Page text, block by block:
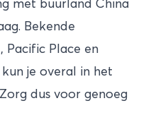
met buurland China
Bekende
Pacific Place en
je overal in het
dus voor genoeg